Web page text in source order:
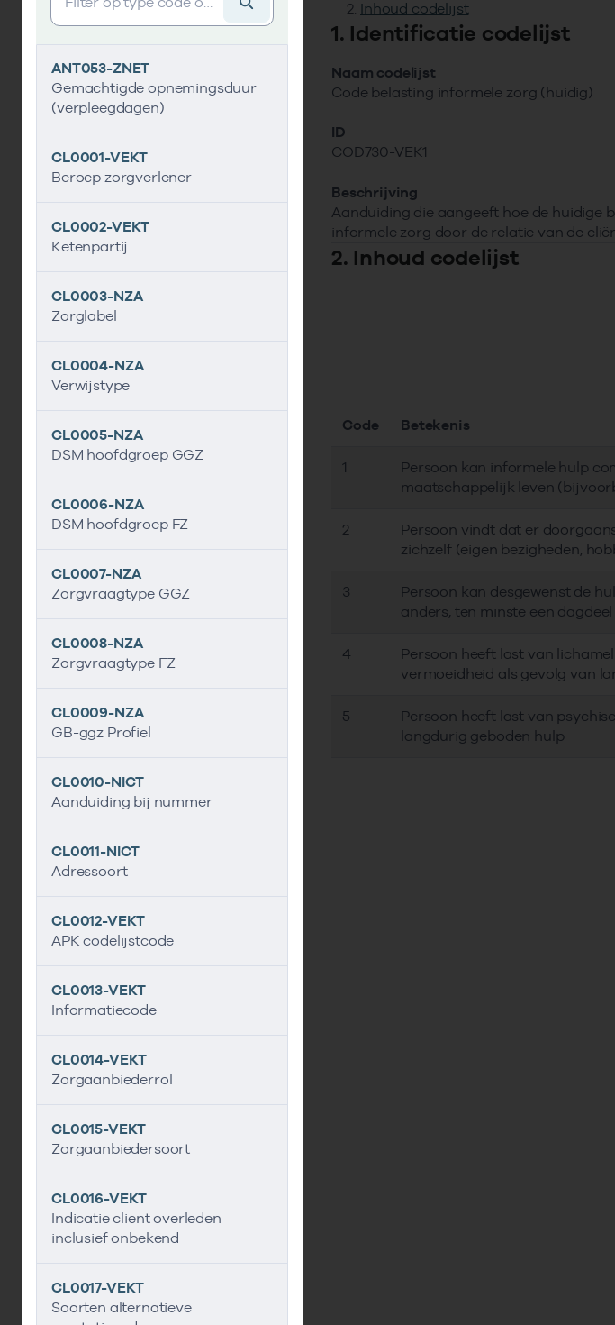
ANT053-ZNET
Gemachtigde opnemingsduur
(verpleegdagen)
CL0001-VEKT
Beroep zorgverlener
CL0002-VEKT
Ketenpartij
CL0003-NZA
Zorglabel
CL0004-NZA
Verwijstype
CL0005-NZA
DSM hoofdgroep GGZ
CL0006-NZA
DSM hoofdgroep FZ
CL0007-NZA
Zorgvraagtype GGZ
CL0008-NZA
Zorgvraagtype FZ
CL0009-NZA
GB-ggz Profiel
CL0010-NICT
Aanduiding bij nummer
CL0011-NICT
Adressoort
CL0012-VEKT
APK codelijstcode
CL0013-VEKT
Informatiecode
CL0014-VEKT
Zorgaanbiederrol
CL0015-VEKT
Zorgaanbiedersoort
CL0016-VEKT
Indicatie client overleden
inclusief onbekend
CL0017-VEKT
Soorten alternatieve
Inhoud codelijst
1. Identificatie codelijst
Naam codelijst
Code belasting informele zorg (huidig)
ID
COD730-VEK1
Beschrijving
Aanduiding die aangeeft hoe de huidige
informele zorg door de relatie van de
2. Inhoud codelijst
Code Betekenis
1
Persoon kan informele hulp
maatschappelijk leven
2
Persoon vindt dat er
zichzelf (eigen bezigheden,
3
Persoon kan desgewenst de
anders, ten minste een
4
Persoon heeft last van
vermoeidheid als gevolg van
5
Persoon heeft last van
langdurig geboden hulp